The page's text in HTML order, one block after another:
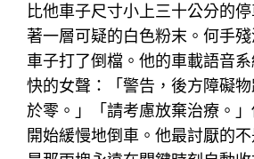
比他車子尺寸小上三十公分的
著一層可疑的白色粉末。何手
車子打了倒檔。他的車載語音
快的女聲：「警告，後方障礙
於零。」「請考慮放棄治療。」
開始緩慢地倒車。他最討厭的